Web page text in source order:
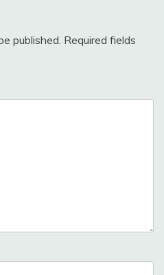
published. Required fields